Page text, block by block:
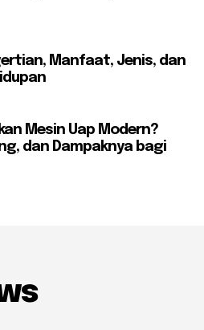
Manfaat, Jenis, dan
Mesin Uap Modern?
dan Dampaknya bagi